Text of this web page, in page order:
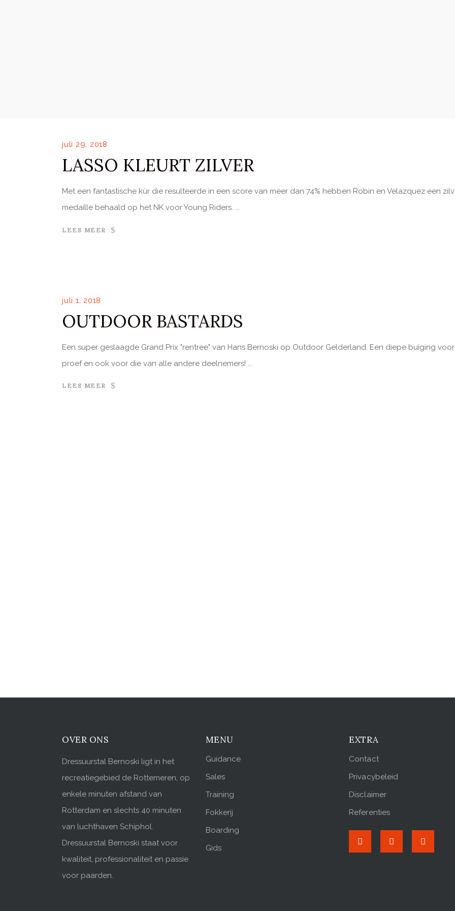
juli 29, 2018
LASSO KLEURT ZILVER
Met een fantastische kür die resulteerde in een score van meer dan 74% hebben Robin en Velazquez een
medaille behaald op het NK voor Young Riders.
LEES MEER
juli 1, 2018
OUTDOOR BASTARDS
Een super geslaagde Grand Prix "rentree" van Hans Bernoski op Outdoor Gelderland. Een diepe buiging
proef en ook voor die van alle andere deelnemers!
LEES MEER
OVER ONS
Dressuurstal Bernoski ligt in het
recreatiegebied de Rottemeren, op
enkele minuten afstand van
Rotterdam en slechts 40 minuten
van luchthaven Schiphol.
Dressuurstal Bernoski staat voor
kwaliteit, professionaliteit en passie
voor paarden.
MENU
Guidance
Sales
Training
Fokkerij
Boarding
Gids
EXTRA
Contact
Privacybeleid
Disclaimer
Referenties